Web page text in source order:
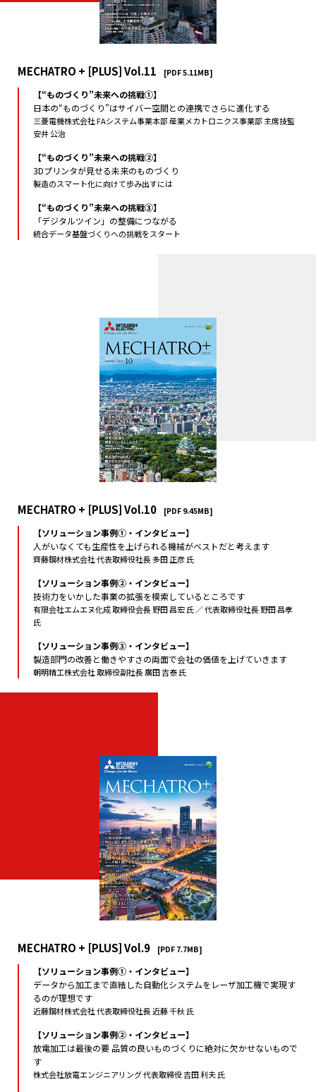
MECHATRO + [PLUS] Vol.11 [PDF 5.11MB]
【“ものづくり”未来への挑戦①】
日本の“ものづくり”はサイバー空間との連携でさらに進化する
三菱電機株式会社 FAシステム事業本部 産業メカトロニクス事業部 主席技監
安井 公治
【“ものづくり”未来への挑戦②】
3Dプリンタが見せる未来のものづくり
製造のスマート化に向けて歩み出すには
【“ものづくり”未来への挑戦③】
「デジタルツイン」の整備につながる
統合データ基盤づくりへの挑戦をスタート
MECHATRO + [PLUS] Vol.10 [PDF 9.45MB]
【ソリューション事例①・インタビュー】
人がいなくても生産性を上げられる機械がベストだと考えます
齊藤鋼材株式会社 代表取締役社長 多田 正彦 氏
【ソリューション事例②・インタビュー】
技術力をいかした事業の拡張を模索しているところです
有限会社エムエヌ化成 取締役会長 野田 昌宏 氏 ／ 代表取締役社長 野田 昌孝
氏
【ソリューション事例③・インタビュー】
製造部門の改善と働きやすさの両面で会社の価値を上げていきます
朝明精工株式会社 取締役副社長 廣田 吉泰 氏
MECHATRO + [PLUS] Vol.9 [PDF 7.7MB]
【ソリューション事例①・インタビュー】
データから加工まで直結した自動化システムをレーザ加工機で実現す
るのが理想です
近藤鋼材株式会社 代表取締役社長 近藤 千秋 氏
【ソリューション事例②・インタビュー】
放電加工は最後の要 品質の良いものづくりに絶対に欠かせないもので
す
株式会社放電エンジニアリング 代表取締役 吉田 利夫 氏